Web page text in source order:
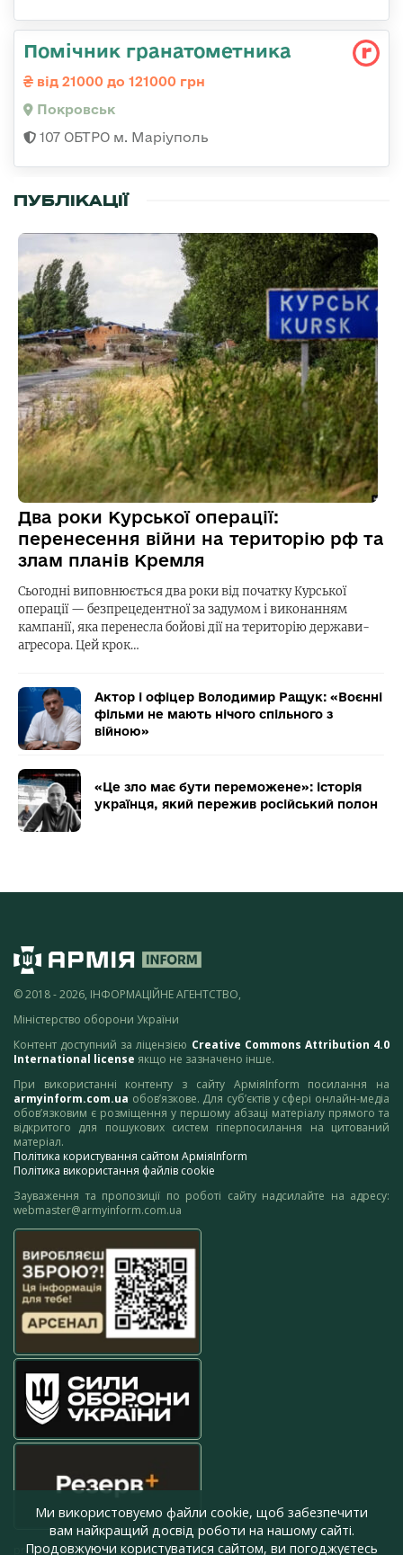
Помічник гранатометника
від 21000 до 121000 грн
Покровськ
107 ОБТРО м. Маріуполь
ПУБЛІКАЦІЇ
Два роки Курської операції:
перенесення війни на територію рф та
злам планів Кремля
Сьогодні виповнюється два роки від початку Курської
операції — безпрецедентної за задумом і виконанням
кампанії, яка перенесла бойові дії на територію держави-
агресора. Цей крок…
Актор і офіцер Володимир Ращук: «Воєнні
фільми не мають нічого спільного з
війною»
«Це зло має бути переможене»: історія
українця, який пережив російський полон
© 2018 - 2026, ІНФОРМАЦІЙНЕ АГЕНТСТВО,
Міністерство оборони України
Контент доступний за ліцензією Creative Commons Attribution 4.0
International license якщо не зазначено інше.
При використанні контенту з сайту АрміяInform посилання на
armyinform.com.ua обов’язкове. Для суб’єктів у сфері онлайн-медіа
обов’язковим є розміщення у першому абзаці матеріалу прямого та
відкритого для пошукових систем гіперпосилання на цитований
матеріал.
Політика користування сайтом АрміяInform
Політика використання файлів cookie
Зауваження та пропозиції по роботі сайту надсилайте на адресу:
webmaster@armyinform.com.ua
press@armyinform.com.ua
Ми використовуємо файли cookie, щоб забезпечити
вам найкращий досвід роботи на нашому сайті.
Продовжуючи користуватися сайтом, ви погоджуєтесь